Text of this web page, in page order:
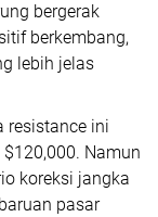
bergerak
berkembang,
lebih jelas
resistance ini
Namun
koreksi jangka
pasar